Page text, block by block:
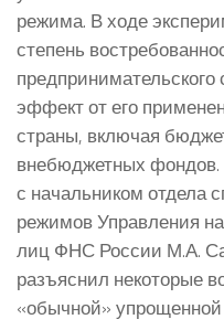
режима. В ходе
степень
эффект от его
страны, включая
внебюджетных
с начальником отдела
режимов Управления
лиц ФНС России М.А.
разъяснил некоторые
«обычной»